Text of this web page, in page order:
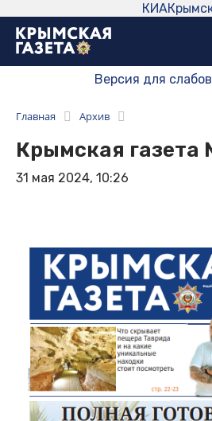
КИА
Версия для
Главная Архив
Крымская газета
31 мая 2024, 10:26